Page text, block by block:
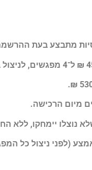
מתבצע בעת
מיום הרכישה.
נוצלו יימחקו, ללא
(לפני ניצול כל